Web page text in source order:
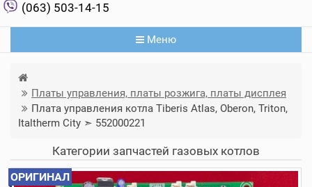
(063) 503-14-15
Меню
Платы управления, платы розжига, платы дисплея
Плата управления котла Tiberis Atlas, Oberon, Triton,
Italtherm City ➣ 552000221
Категории запчастей газовых котлов
ОРИГИНАЛ